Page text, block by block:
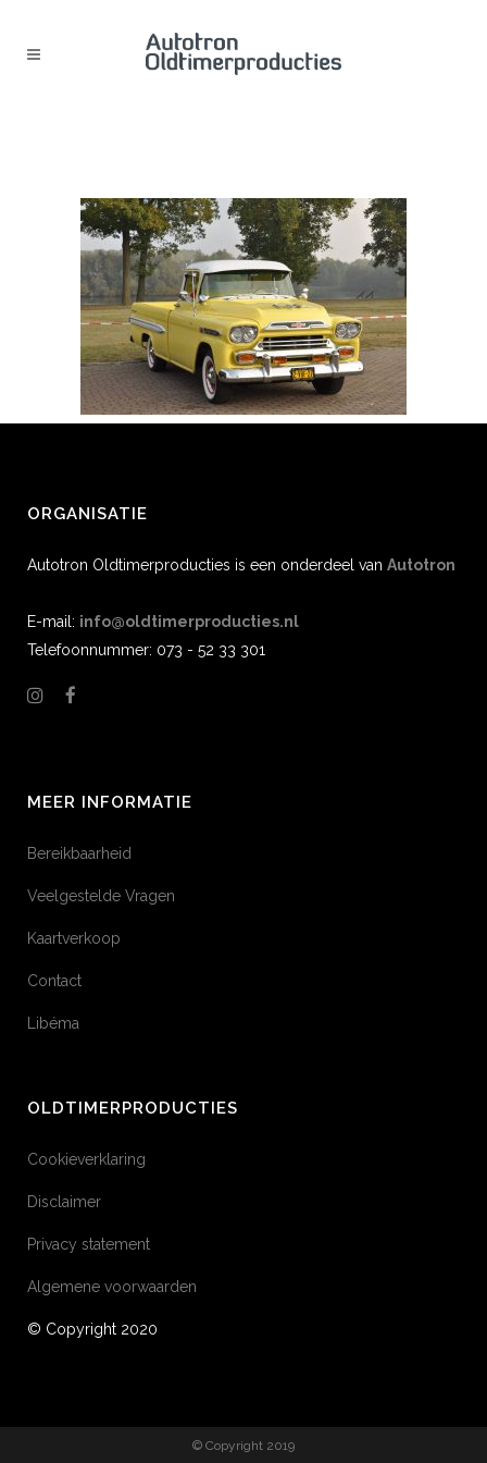
ORGANISATIE
Autotron Oldtimerproducties is een onderdeel van Autotron
E-mail: info@oldtimerproducties.nl
Telefoonnummer: 073 - 52 33 301
MEER INFORMATIE
Bereikbaarheid
Veelgestelde Vragen
Kaartverkoop
Contact
Libéma
OLDTIMERPRODUCTIES
Cookieverklaring
Disclaimer
Privacy statement
Algemene voorwaarden
© Copyright 2020
© Copyright 2019